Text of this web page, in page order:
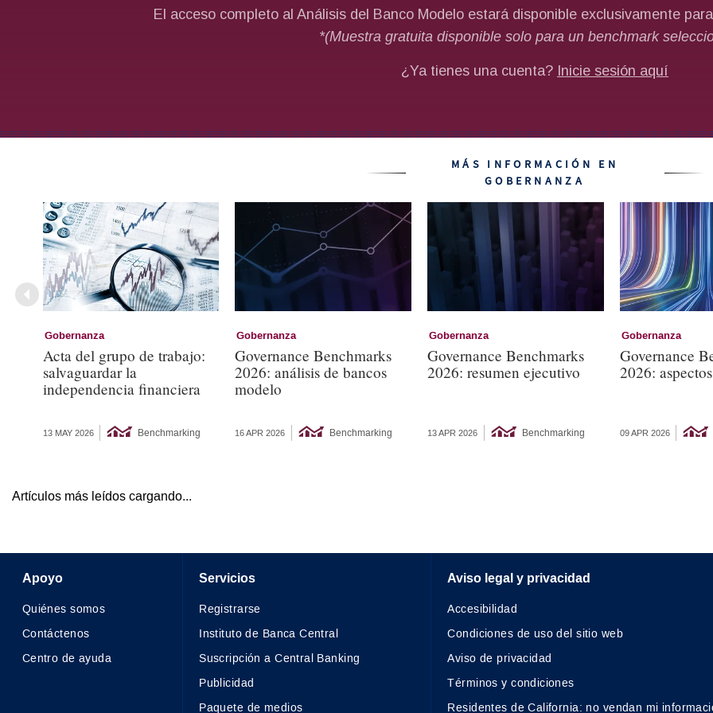
MÁS INFORMACIÓN EN
GOBERNANZA
Gobernanza
Acta del grupo de trabajo:
salvaguardar la
independencia financiera
13 MAY 2026 Benchmarking
Gobernanza
Governance Benchmarks
2026: análisis de bancos
modelo
16 APR 2026 Benchmarking
Gobernanza
Governance Benchmarks
2026: resumen ejecutivo
13 APR 2026 Benchmarking
Gobernanza
Governance
2026:
09 APR 2026
Artículos más leídos cargando...
Apoyo
Quiénes somos
Contáctenos
Centro de ayuda
Servicios
Registrarse
Instituto de Banca Central
Suscripción a Central Banking
Publicidad
Paquete de medios
Aviso legal y privacidad
Accesibilidad
Condiciones de uso del sitio web
Aviso de privacidad
Términos y condiciones
Residentes de California: no vendan mi